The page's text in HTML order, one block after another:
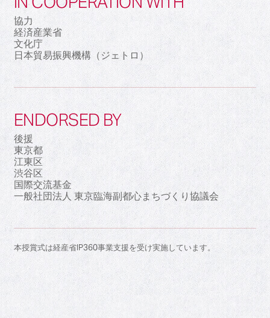
協力
経済産業省
文化庁
日本貿易振興機構（ジェトロ）
ENDORSED BY
後援
東京都
江東区
渋谷区
国際交流基金
一般社団法人 東京臨海副都心まちづくり協議会
本授賞式は経産省IP360事業支援を受け実施しています。